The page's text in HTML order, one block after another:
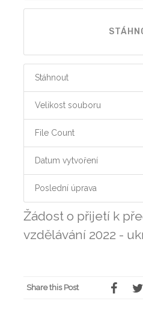
Stáhnout
Velikost souboru
File Count
Datum vytvoření
Poslední úprava
Žádost o přijetí k
vzdělávání 2022 -
Share this Post